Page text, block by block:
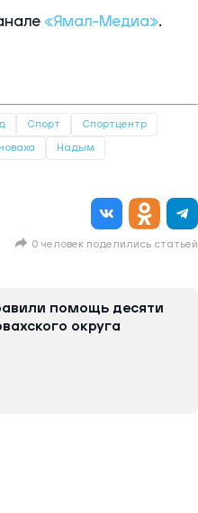
«Ямал-Медиа».
Спорт Спортцентр
Надым
0 человек поделились статьей
помощь десяти
округа